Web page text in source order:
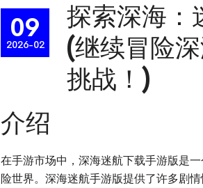
09
2026-02
探索深海：
(继续冒险
挑战！)
介绍
在手游市场中，深海迷航下载手游版是
险世界。深海迷航手游版提供了许多剧